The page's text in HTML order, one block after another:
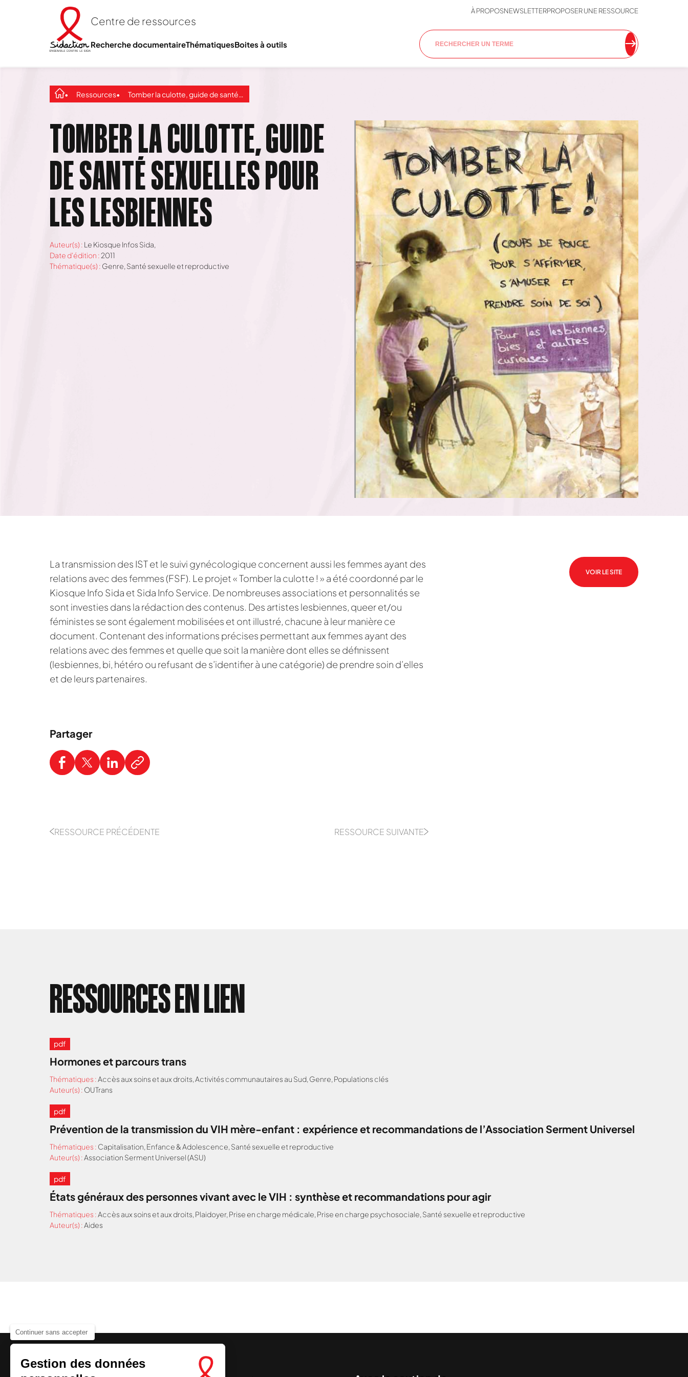
Continuer sans accepter
Gestion des données
Centre de ressources
À PROPOSNEWSLETTERPROPOSER UNE RESSOURCE
Recherche documentaireThématiquesBoites à outils
Ressources Tomber la culotte, guide de santé sexuelles pour les lesbiennes
TOMBER LA CULOTTE, GUIDE
DE SANTÉ SEXUELLES POUR
LES LESBIENNES
Auteur(s) : Le Kiosque Infos Sida,
Date d'édition : 2011
Thématique(s) : Genre, Santé sexuelle et reproductive
La transmission des IST et le suivi gynécologique concernent aussi les femmes ayant des
relations avec des femmes (FSF). Le projet « Tomber la culotte ! » a été coordonné par le
Kiosque Info Sida et Sida Info Service. De nombreuses associations et personnalités se
sont investies dans la rédaction des contenus. Des artistes lesbiennes, queer et/ou
féministes se sont également mobilisées et ont illustré, chacune à leur manière ce
document. Contenant des informations précises permettant aux femmes ayant des
relations avec des femmes et quelle que soit la manière dont elles se définissent
(lesbiennes, bi, hétéro ou refusant de s’identifier à une catégorie) de prendre soin d’elles
et de leurs partenaires.
Partager
RESSOURCE PRÉCÉDENTE RESSOURCE SUIVANTE
VOIR LE SITE
RESSOURCES EN LIEN
pdf
Hormones et parcours trans
Thématiques : Accès aux soins et aux droits Activités communautaires au Sud Genre Populations clés
Auteur(s) : OUTrans
pdf
Prévention de la transmission du VIH mère-enfant : expérience et recommandations de l’Association Serment Universel
Thématiques : Capitalisation Enfance & Adolescence Santé sexuelle et reproductive
Auteur(s) : Association Serment Universel (ASU)
pdf
États généraux des personnes vivant avec le VIH : synthèse et recommandations pour agir
Thématiques : Accès aux soins et aux droits Plaidoyer, Prise en charge médicale Prise en charge psychosociale Santé sexuelle et reproductive
Auteur(s) : Aides